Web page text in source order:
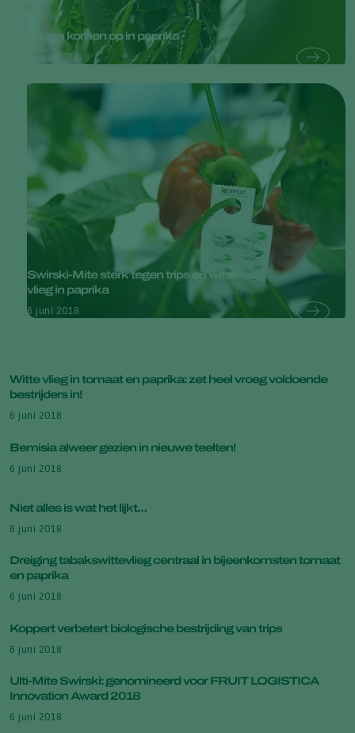
Luizen komen op in paprika
6 juni 2018
Swirski-Mite sterk tegen trips en witte
vlieg in paprika
6 juni 2018
Witte vlieg in tomaat en paprika: zet heel vroeg voldoende
bestrijders in!
6 juni 2018
Bemisia alweer gezien in nieuwe teelten!
6 juni 2018
Niet alles is wat het lijkt…
6 juni 2018
Dreiging tabakswittevlieg centraal in bijeenkomsten tomaat
en paprika
6 juni 2018
Koppert verbetert biologische bestrijding van trips
6 juni 2018
Ulti-Mite Swirski: genomineerd voor FRUIT LOGISTICA
Innovation Award 2018
6 juni 2018